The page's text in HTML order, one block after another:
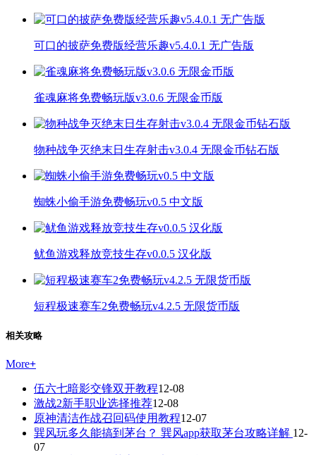
可口的披萨免费版经营乐趣v5.4.0.1 无广告版
雀魂麻将免费畅玩版v3.0.6 无限金币版
物种战争灭绝末日生存射击v3.0.4 无限金币钻石版
蜘蛛小偷手游免费畅玩v0.5 中文版
鱿鱼游戏释放竞技生存v0.0.5 汉化版
短程极速赛车2免费畅玩v4.2.5 无限货币版
相关攻略
More+
伍六七暗影交锋双开教程12-08
激战2新手职业选择推荐12-08
原神清洁作战召回码使用教程12-07
巽风玩多久能搞到茅台？ 巽风app获取茅台攻略详解 12-
07